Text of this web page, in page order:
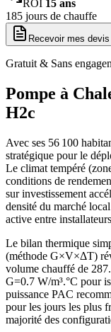
ROI 15 ans
185 jours de chauffe
Recevoir mes
Gratuit & Sans
Pompe à
H2c
Avec ses 56 100
stratégique pour le
Le climat tempéré
conditions de
sur investissement
densité du marché
active entre
Le bilan thermique
(méthode G×V×ΔT)
volume chauffé de
G=0.7 W/m³.°C pour
puissance PAC
pour les jours les plus
majorité des